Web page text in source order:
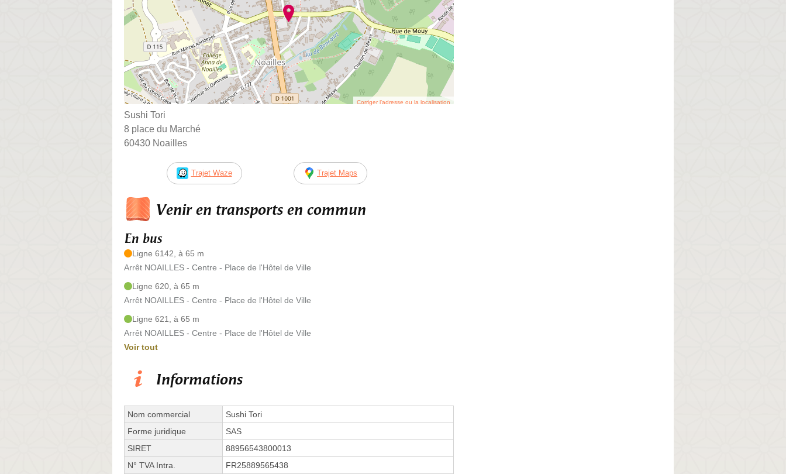
Corriger l’adresse ou la localisation
Sushi Tori
8 place du Marché
60430 Noailles
Trajet Waze Trajet Maps
Venir en transports en commun
En bus
Ligne 6142, à 65 m
Arrêt NOAILLES - Centre - Place de l'Hôtel de Ville
Ligne 620, à 65 m
Arrêt NOAILLES - Centre - Place de l'Hôtel de Ville
Ligne 621, à 65 m
Arrêt NOAILLES - Centre - Place de l'Hôtel de Ville
Voir tout
Informations
Nom commercial
Sushi Tori
Forme juridique
SAS
SIRET
88956543800013
N° TVA Intra.
FR25889565438